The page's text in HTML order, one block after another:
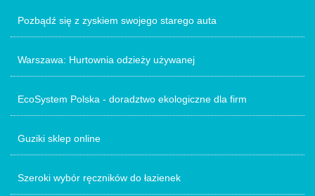
Pozbądź się z zyskiem swojego starego auta
Warszawa: Hurtownia odzieży używanej
EcoSystem Polska - doradztwo ekologiczne dla firm
Guziki sklep online
Szeroki wybór ręczników do łazienek